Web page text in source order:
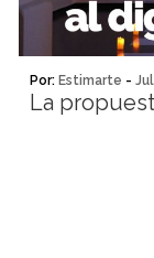
Por: Estimarte -
La